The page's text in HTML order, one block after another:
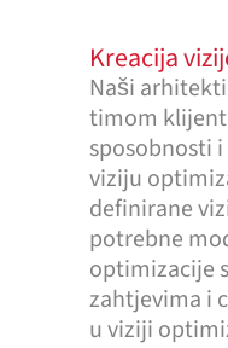
Kreacija
Naši
timom
sposobnosti
viziju
definirane
potrebne
optimizacije
zahtjevima i
u viziji